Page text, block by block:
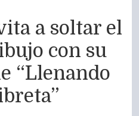
a soltar el
con su
“Llenando